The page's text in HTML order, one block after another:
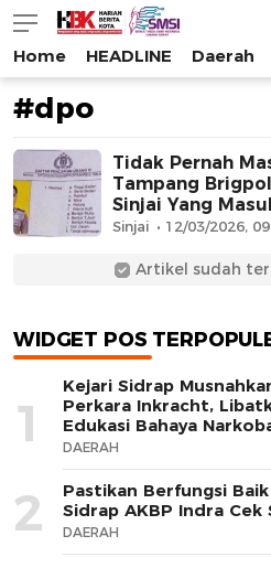
HarianBeritaKota
Mengabarkan Setiap
Home HEADLINE Daerah
#dpo
Tidak Pernah
Tampang
Sinjai Yang
Sinjai 12/03/2026,
Artikel sudah
WIDGET POS
1
Kejari Sidrap
Perkara Inkracht,
Edukasi Bahaya
DAERAH
2
Pastikan Berfungsi
Sidrap AKBP Indra
DAERAH